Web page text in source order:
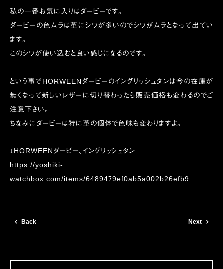
私の一番お気に入りはダービーです。
ダービーの色ムラは革にシワが多いのでシワがムラとなって出てい
ます。
このシワが使い込むと良い感じになるのです。
という事でHORWEENダービーのイングリッシュタンは今の在庫が
無くなって新しいレザーに切り替わったら販売価格も変わるのでご
注意下さい。
ちなみにダービーは特に革の個体で色味も変わりますよ。
↓HORWEENダービー、イングリッシュタン
https://yoshiki-
watchbox.com/items/6489479ef0ab5a002b26efb9
Back Next